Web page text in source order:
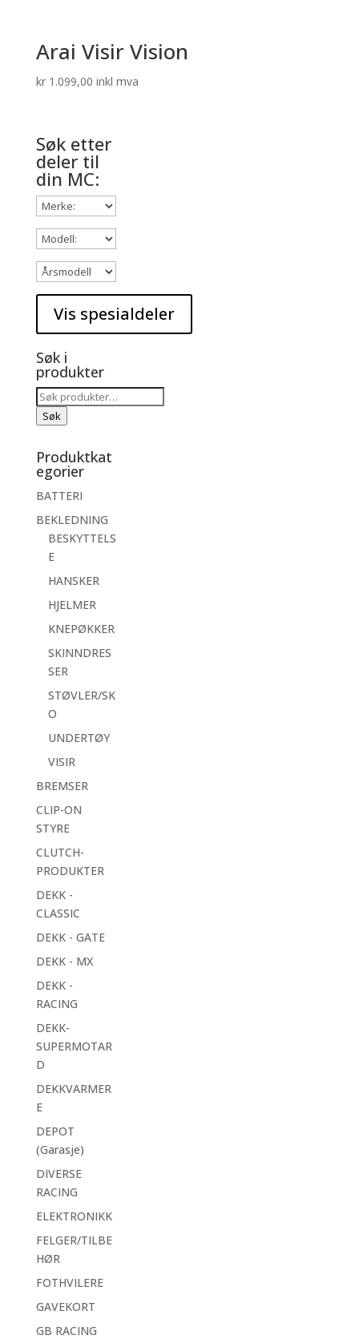
Arai Visir Vision
kr1.099,00 inkl mva
Søk etter
deler til
din MC:
Søk i
produkter
Søk
etter:
Søk
Produktkat
egorier
BATTERI
BEKLEDNING
BESKYTTELS
E
HANSKER
HJELMER
KNEPØKKER
SKINNDRES
SER
STØVLER/SK
O
UNDERTØY
VISIR
BREMSER
CLIP-ON
STYRE
CLUTCH-
PRODUKTER
DEKK -
CLASSIC
DEKK - GATE
DEKK - MX
DEKK -
RACING
DEKK-
SUPERMOTAR
D
DEKKVARMER
E
DEPOT
(Garasje)
DIVERSE
RACING
ELEKTRONIKK
FELGER/TILBE
HØR
FOTHVILERE
GAVEKORT
GB RACING